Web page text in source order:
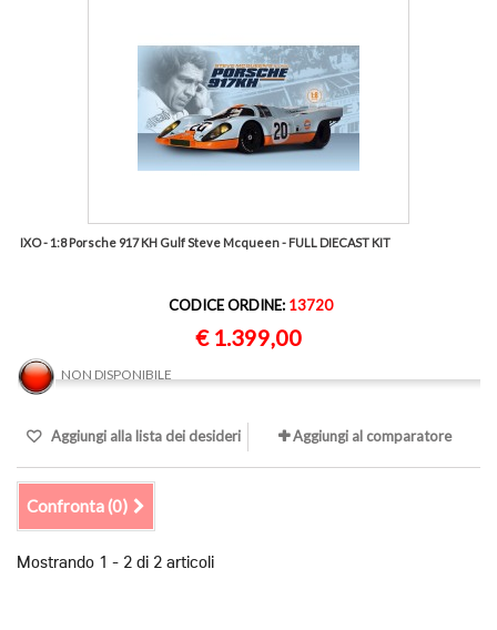
IXO - 1:8 Porsche 917 KH Gulf Steve Mcqueen - FULL DIECAST KIT
CODICE ORDINE: 13720
€ 1.399,00
NON DISPONIBILE
Aggiungi alla lista dei desideri Aggiungi al comparatore
Confronta (0)
Mostrando 1 - 2 di 2 articoli